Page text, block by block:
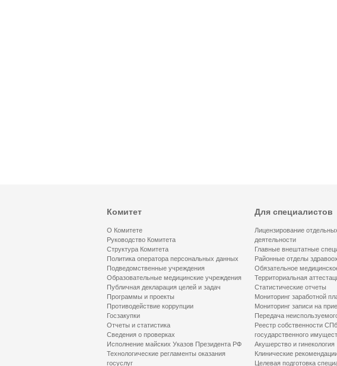
Комитет
О Комитете
Руководство Комитета
Структура Комитета
Политика оператора персональных данных
Подведомственные учреждения
Образовательные медицинские учреждения
Публичная декларация целей и задач
Программы и проекты
Противодействие коррупции
Госзакупки
Отчеты и статистика
Сведения о проверках
Исполнение майских Указов Президента РФ
Технологические регламенты оказания
госуслуг
Для специалистов
Лицензирование
деятельности
Главные внештатные
Районные отделы
Обязательное
Территориальная
Статистические отчеты
Мониторинг заработной
Мониторинг записи на
Передача
Реестр собственности
государственного
Акушерство и гинекология
Клинические
Целевая подготовка